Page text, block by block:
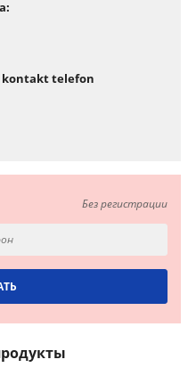
kontakt telefon
Без регистрации